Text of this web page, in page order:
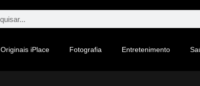
Originais iPlace Fotografia Entretenimento